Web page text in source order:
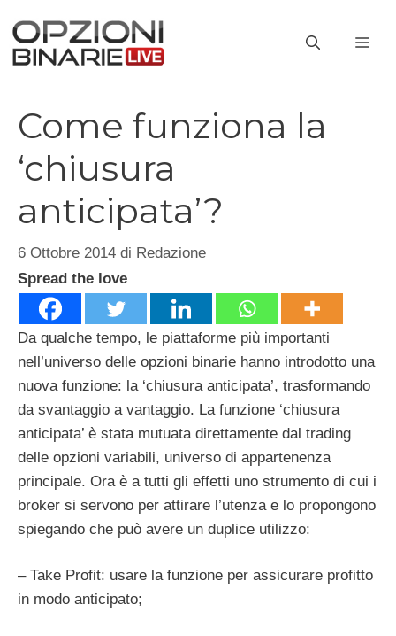
contenuto
Come funziona la
‘chiusura
anticipata’?
6 Ottobre 2014 di Redazione
Spread the love
Da qualche tempo, le piattaforme più importanti
nell’universo delle opzioni binarie hanno introdotto una
nuova funzione: la ‘chiusura anticipata’, trasformando
da svantaggio a vantaggio. La funzione ‘chiusura
anticipata’ è stata mutuata direttamente dal trading
delle opzioni variabili, universo di appartenenza
principale. Ora è a tutti gli effetti uno strumento di cui i
broker si servono per attirare l’utenza e lo propongono
spiegando che può avere un duplice utilizzo:
– Take Profit: usare la funzione per assicurare profitto
in modo anticipato;